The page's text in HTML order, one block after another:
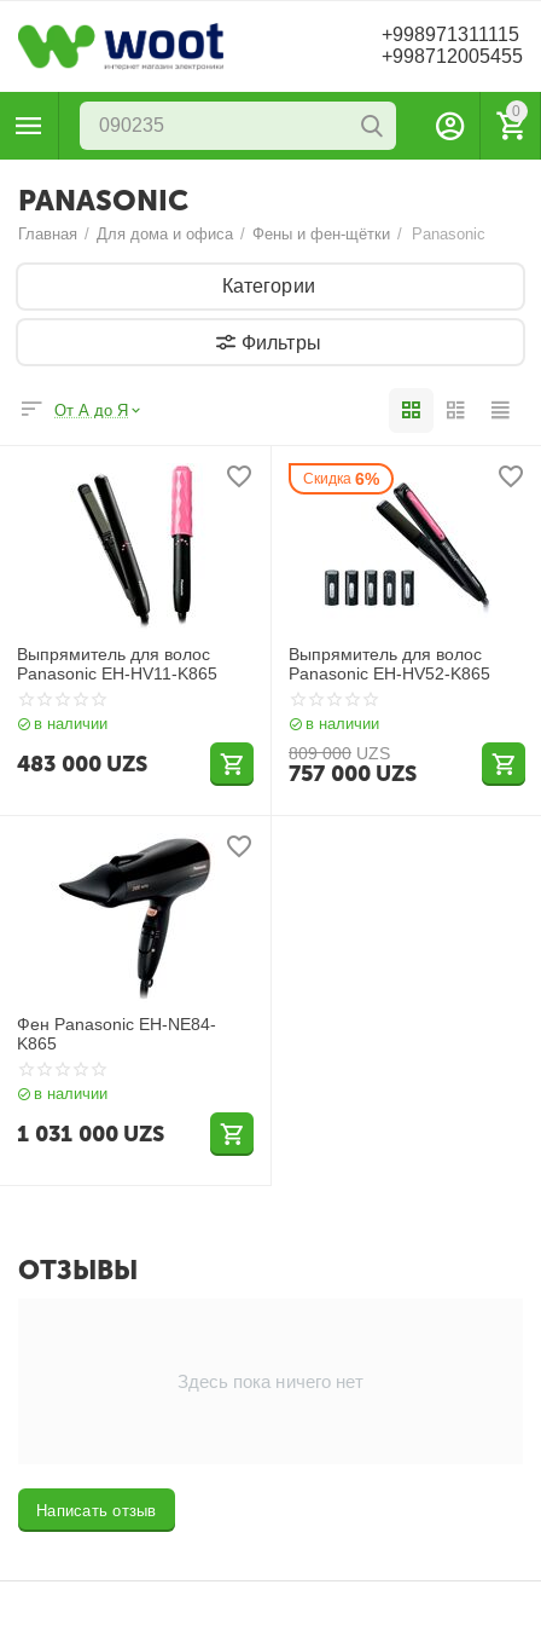
+998971311115
+998712005455
0
PANASONIC
Главная / Для дома и офиса / Фены и фен-щётки / Panasonic
Категории
Фильтры
От А до Я
Выпрямитель для волос
Panasonic EH-HV11-K865
в наличии
483 000 UZS
Скидка 6%
Выпрямитель для волос
Panasonic EH-HV52-K865
в наличии
809 000 UZS
757 000 UZS
Фен Panasonic EH-NE84-
K865
в наличии
1 031 000 UZS
ОТЗЫВЫ
Здесь пока ничего нет
Написать отзыв